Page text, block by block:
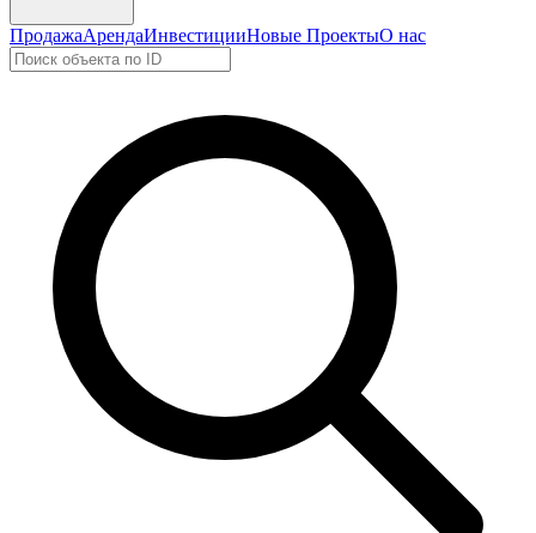
ПродажаАрендаИнвестицииНовые ПроектыО нас